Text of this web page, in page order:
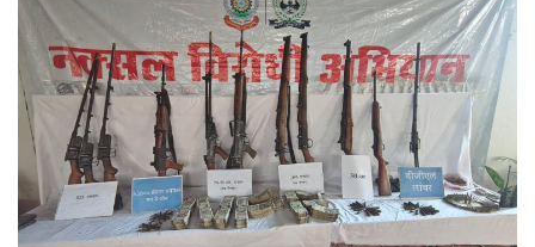
दुनिया
मनोरंजन
सेहत
धर्म